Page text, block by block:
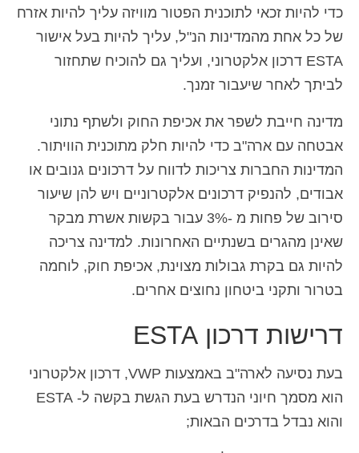
כדי להיות זכאי לתוכנית הפטור מוויזה עליך להיות אזרח
של כל אחת מהמדינות הנ"ל, עליך להיות בעל אישור
ESTA דרכון אלקטרוני, ועליך גם להוכיח שתחזור
לביתך לאחר שיעבור זמנך.
מדינה חייבת לשפר את אכיפת החוק ולשתף נתוני
אבטחה עם ארה"ב כדי להיות חלק מתוכנית הוויתור.
המדינות החברות צריכות לדווח על דרכונים גנובים או
אבודים, להנפיק דרכונים אלקטרוניים ויש להן שיעור
סירוב של פחות מ -3% עבור בקשות אשרת מבקר
שאינן מהגרים בשנתיים האחרונות. למדינה צריכה
להיות גם בקרת גבולות מצוינת, אכיפת חוק, לוחמה
בטרור ותקני ביטחון נחוצים אחרים.
דרישות דרכון ESTA
בעת נסיעה לארה"ב באמצעות VWP, דרכון אלקטרוני
הוא מסמך חיוני הנדרש בעת הגשת בקשה ל- ESTA
והוא נבדל בדרכים הבאות;